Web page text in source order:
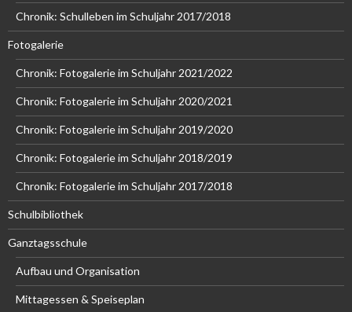
Chronik: Schulleben im Schuljahr 2017/2018
Fotogalerie
Chronik: Fotogalerie im Schuljahr 2021/2022
Chronik: Fotogalerie im Schuljahr 2020/2021
Chronik: Fotogalerie im Schuljahr 2019/2020
Chronik: Fotogalerie im Schuljahr 2018/2019
Chronik: Fotogalerie im Schuljahr 2017/2018
Schulbibliothek
Ganztagsschule
Aufbau und Organisation
Mittagessen & Speiseplan